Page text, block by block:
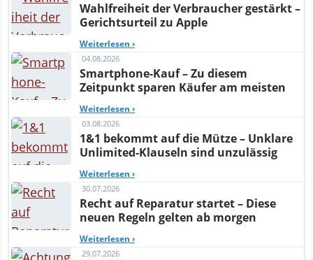
Wahlfreiheit der Verbraucher gestärkt –
Gerichtsurteil zu Apple
Weiterlesen ›
04.08.2026
Smartphone-Kauf – Zu diesem
Zeitpunkt sparen Käufer am meisten
Weiterlesen ›
03.08.2026
1&1 bekommt auf die Mütze – Unklare
Unlimited-Klauseln sind unzulässig
Weiterlesen ›
30.07.2026
Recht auf Reparatur startet – Diese
neuen Regeln gelten ab morgen
Weiterlesen ›
29.07.2026